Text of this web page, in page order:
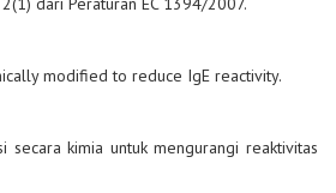
modified to reduce IgE reactivity.
secara kimia untuk mengurangi reaktivitas